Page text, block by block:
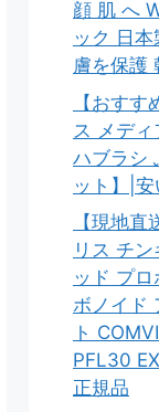
顔 肌 へ
ック 日
膚を保護
【おす
ス メデ
ハブラシ
ット】|
【現地
リス チ
ッド プ
ボノイド
ト
PFL30
正規品